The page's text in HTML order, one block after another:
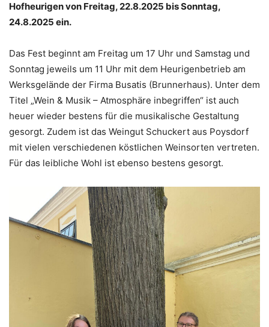
Hofheurigen von Freitag, 22.8.2025 bis Sonntag,
24.8.2025 ein.
Das Fest beginnt am Freitag um 17 Uhr und Samstag und
Sonntag jeweils um 11 Uhr mit dem Heurigenbetrieb am
Werksgelände der Firma Busatis (Brunnerhaus). Unter dem
Titel „Wein & Musik – Atmosphäre inbegriffen“ ist auch
heuer wieder bestens für die musikalische Gestaltung
gesorgt. Zudem ist das Weingut Schuckert aus Poysdorf
mit vielen verschiedenen köstlichen Weinsorten vertreten.
Für das leibliche Wohl ist ebenso bestens gesorgt.